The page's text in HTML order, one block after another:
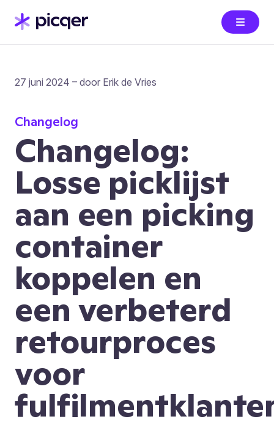
27 juni 2024 – door Erik de Vries
Changelog
Changelog:
Losse picklijst
aan een picking
container
koppelen en
een verbeterd
retourproces
voor